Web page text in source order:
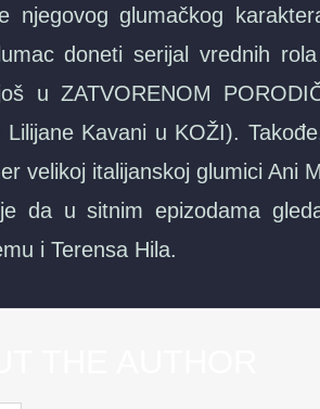
njegovog glumačkog
doneti serijal vrednih
u ZATVORENOM
Lilijane Kavani u KOŽI).
velikoj italijanskoj glumici Ani
da u sitnim epizodama
i Terensa Hila.